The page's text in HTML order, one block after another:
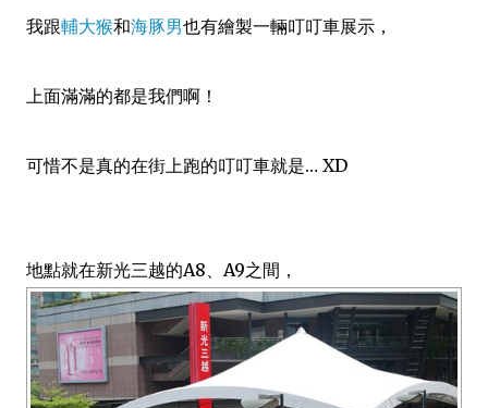
我跟輔大猴和海豚男也有繪製一輛叮叮車展示，
上面滿滿的都是我們啊！
可惜不是真的在街上跑的叮叮車就是… XD
地點就在新光三越的A8、A9之間，